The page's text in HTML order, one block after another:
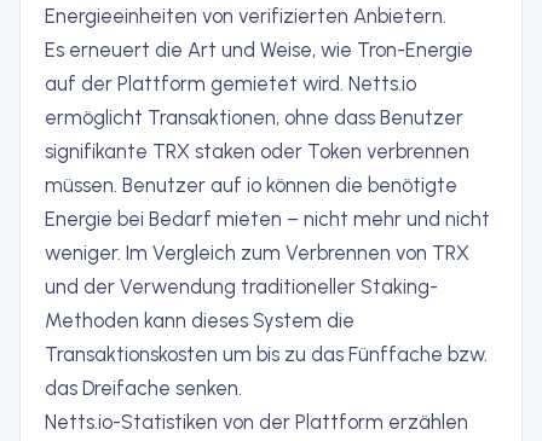
Energieeinheiten von verifizierten Anbietern.
Es erneuert die Art und Weise, wie Tron-Energie
auf der Plattform gemietet wird. Netts.io
ermöglicht Transaktionen, ohne dass Benutzer
signifikante TRX staken oder Token verbrennen
müssen. Benutzer auf io können die benötigte
Energie bei Bedarf mieten – nicht mehr und nicht
weniger. Im Vergleich zum Verbrennen von TRX
und der Verwendung traditioneller Staking-
Methoden kann dieses System die
Transaktionskosten um bis zu das Fünffache bzw.
das Dreifache senken.
Netts.io-Statistiken von der Plattform erzählen